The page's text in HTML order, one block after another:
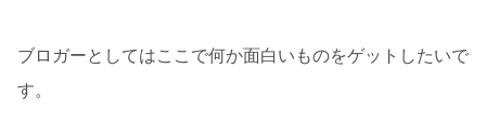
ブロガーとしてはここで何か面白いものをゲットしたいで
す。